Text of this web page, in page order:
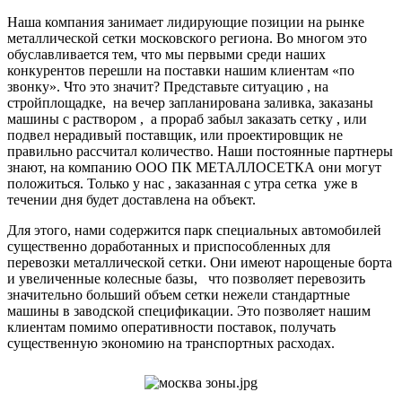
Наша компания занимает лидирующие позиции на рынке
металлической сетки московского региона. Во многом это
обуславливается тем, что мы первыми среди наших
конкурентов перешли на поставки нашим клиентам «по
звонку». Что это значит? Представьте ситуацию , на
стройплощадке, на вечер запланирована заливка, заказаны
машины с раствором , а прораб забыл заказать сетку , или
подвел нерадивый поставщик, или проектировщик не
правильно рассчитал количество. Наши постоянные партнеры
знают, на компанию ООО ПК МЕТАЛЛОСЕТКА они могут
положиться. Только у нас , заказанная с утра сетка уже в
течении дня будет доставлена на объект.
Для этого, нами содержится парк специальных автомобилей
существенно доработанных и приспособленных для
перевозки металлической сетки. Они имеют нарощеные борта
и увеличенные колесные базы, что позволяет перевозить
значительно больший объем сетки нежели стандартные
машины в заводской спецификации. Это позволяет нашим
клиентам помимо оперативности поставок, получать
существенную экономию на транспортных расходах.